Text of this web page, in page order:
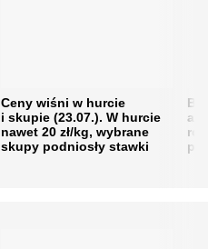
Ceny wiśni w hurcie
i skupie (23.07.). W hurcie
nawet 20 zł/kg, wybrane
skupy podniosły stawki